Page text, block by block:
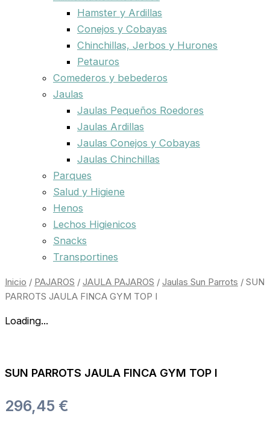
Hamster y Ardillas
Conejos y Cobayas
Chinchillas, Jerbos y Hurones
Petauros
Comederos y bebederos
Jaulas
Jaulas Pequeños Roedores
Jaulas Ardillas
Jaulas Conejos y Cobayas
Jaulas Chinchillas
Parques
Salud y Higiene
Henos
Lechos Higienicos
Snacks
Transportines
Inicio / PAJAROS / JAULA PAJAROS / Jaulas Sun Parrots / SUN
PARROTS JAULA FINCA GYM TOP I
Loading...
SUN PARROTS JAULA FINCA GYM TOP I
296,45 €
SUN
PARROTS
FINCA